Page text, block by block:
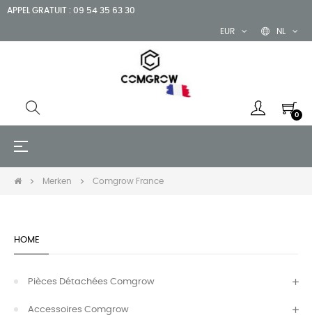
APPEL GRATUIT : 09 54 35 63 30
NL
EUR
0
Toggle
☰
Merken Comgrow France
HOME
Pièces Détachées Comgrow
Accessoires Comgrow